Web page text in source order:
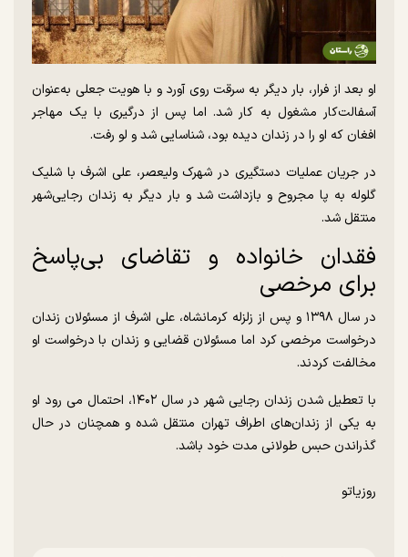
او بعد از فرار، بار دیگر به سرقت روی آورد و با هویت جعلی به‌عنوان
آسفالت‌کار مشغول به کار شد. اما پس از درگیری با یک مهاجر
افغان که او را در زندان دیده بود، شناسایی شد و لو رفت.
در جریان عملیات دستگیری در شهرک ولیعصر، علی اشرف با شلیک
گلوله به پا مجروح و بازداشت شد و بار دیگر به زندان رجایی‌شهر
منتقل شد.
فقدان خانواده و تقاضای بی‌پاسخ
برای مرخصی
در سال ۱۳۹۸ و پس از زلزله کرمانشاه، علی اشرف از مسئولان زندان
درخواست مرخصی کرد اما مسئولان قضایی و زندان با درخواست او
مخالفت کردند.
با تعطیل شدن زندان رجایی شهر در سال ۱۴۰۲، احتمال می رود او
به یکی از زندان‌های اطراف تهران منتقل شده و همچنان در حال
گذراندن حبس طولانی مدت خود باشد.
روزیاتو